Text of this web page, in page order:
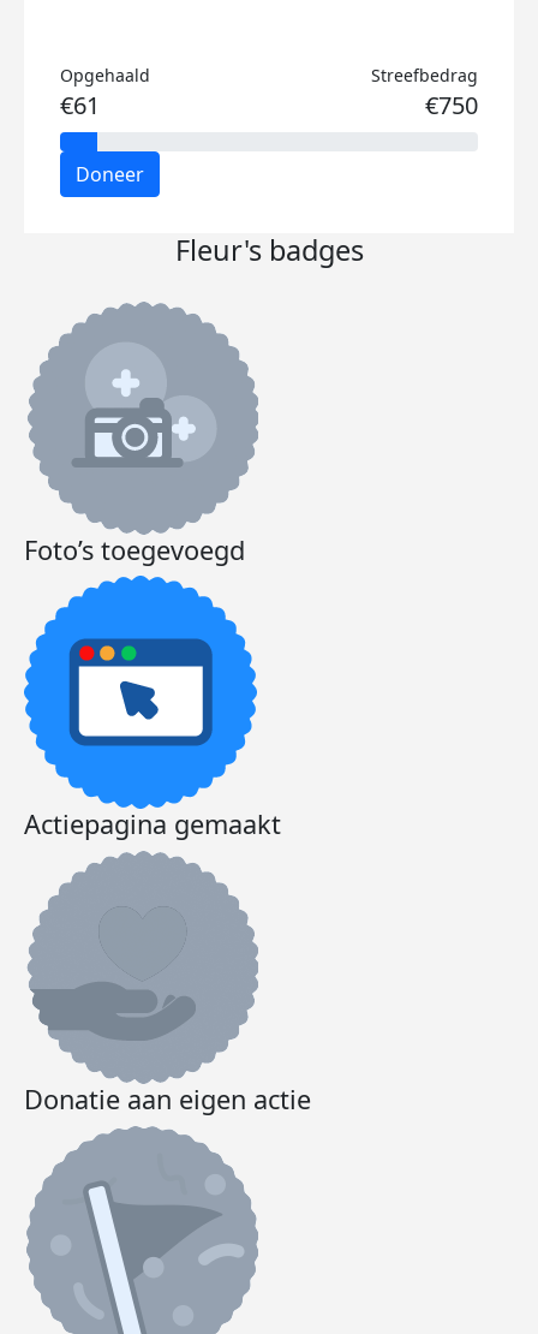
Opgehaald
€61
Streefbedrag
€750
Doneer
Fleur's badges
Foto’s toegevoegd
Actiepagina gemaakt
Donatie aan eigen actie